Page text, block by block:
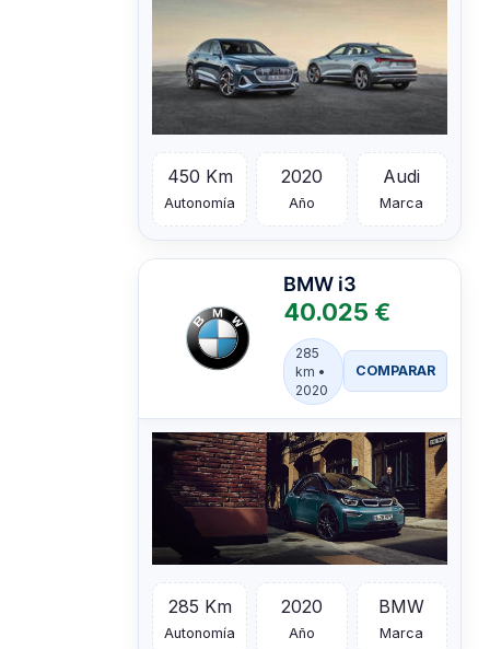
450 Km
Autonomía
2020
Año
Audi
Marca
BMW i3
40.025 €
285
km •
2020
COMPARAR
285 Km
Autonomía
2020
Año
BMW
Marca